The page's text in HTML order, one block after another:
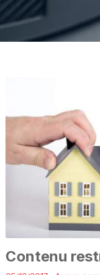
Contenu